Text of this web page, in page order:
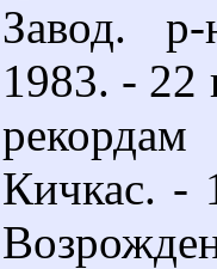
Завод.
1983. -
Кичкас.